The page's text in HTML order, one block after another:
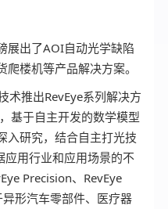
展出了AOI自动光学缺陷
楼机等产品解决方案。
术推出RevEye系列解决方
基于自主开发的数学模型
入研究，结合自主打光技
用行业和应用场景的不
Precision、RevEye
形汽车零部件、医疗器